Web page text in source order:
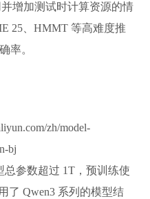
增加测试时计算资源的情
25、HMMT 等高难度推
率。
zh/model-
bj
总参数超过 1T，预训练使
了 Qwen3 系列的模型结